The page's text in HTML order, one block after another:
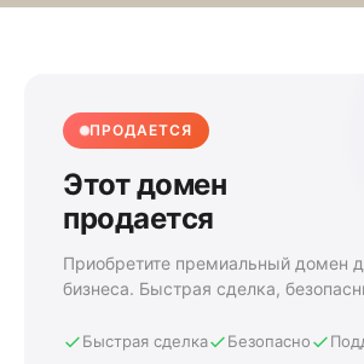
ПРОДАЕТСЯ
Этот домен
продается
Приобретите премиальный домен
бизнеса. Быстрая сделка,
Быстрая сделка Безопасно